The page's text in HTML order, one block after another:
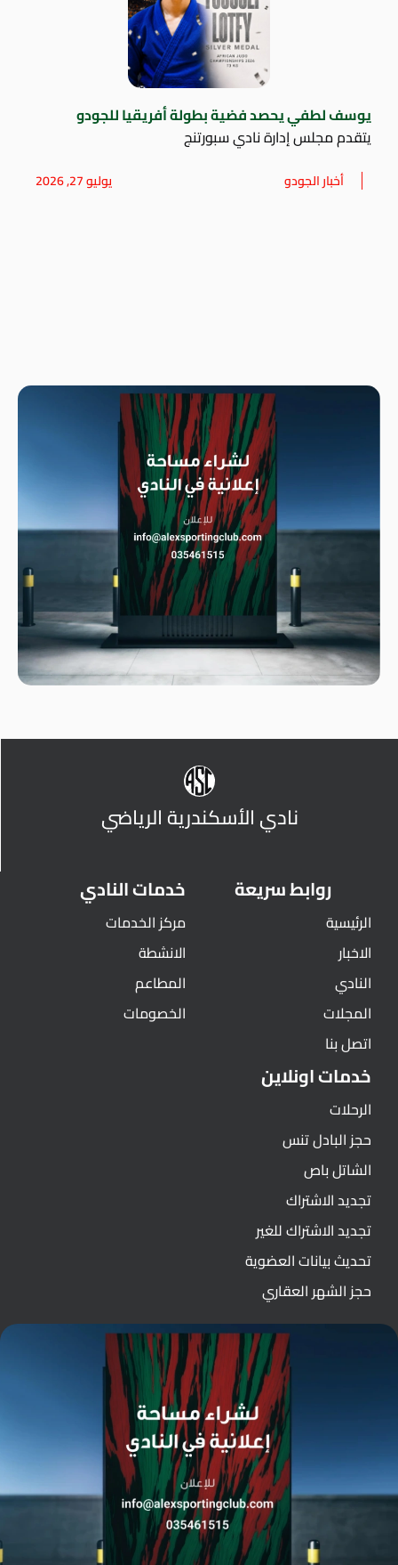
يوسف لطفي يحصد فضية بطولة أفريقيا للجودو
يتقدم مجلس إدارة نادي سبورتنج
أخبار الجودو يوليو 27, 2026
نادي الأسكندرية الرياضي
روابط سريعة
الرئيسية
الاخبار
النادي
المجلات
اتصل بنا
خدمات النادي
مركز الخدمات
الانشطة
المطاعم
الخصومات
خدمات اونلاين
الرحلات
حجز البادل تنس
الشاتل باص
تجديد الاشتراك
تجديد الاشتراك للغير
تحديث بيانات العضوية
حجز الشهر العقاري